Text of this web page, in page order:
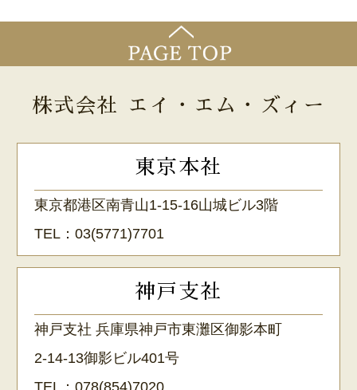
株式会社 エイ・エム・ズィー
東京本社
東京都港区南青山1-15-16山城ビル3階
TEL：03(5771)7701
神戸支社
神戸支社 兵庫県神戸市東灘区御影本町
2-14-13御影ビル401号
TEL：078(854)7020